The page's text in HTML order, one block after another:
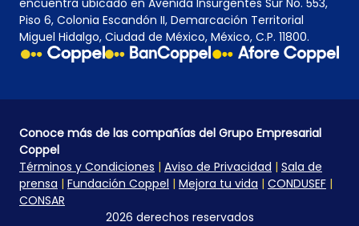
Piso 6, Colonia Escandón II, Demarcación Territorial
Miguel Hidalgo, Ciudad de México, México, C.P. 11800.
Conoce más de las compañías del Grupo Empresarial
Coppel
Términos y Condiciones | Aviso de Privacidad | Sala de
prensa | Fundación Coppel | Mejora tu vida | CONDUSEF |
CONSAR
2026 derechos reservados